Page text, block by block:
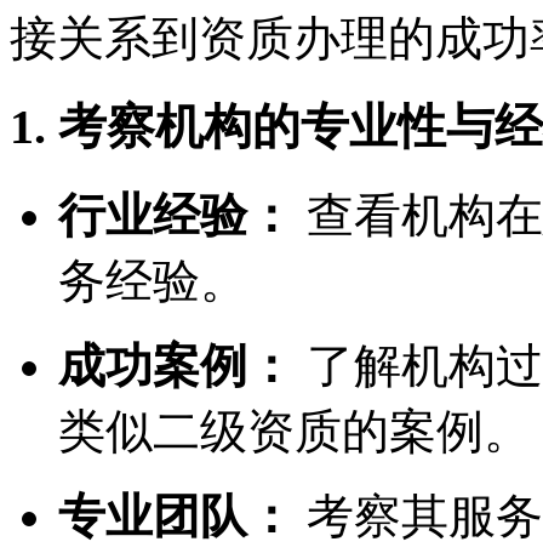
接关系到资质办理的成
1. 考察机构的专业性与
行业经验：
查看机构
务经验。
成功案例：
了解机构
类似二级资质的案例。
专业团队：
考察其服